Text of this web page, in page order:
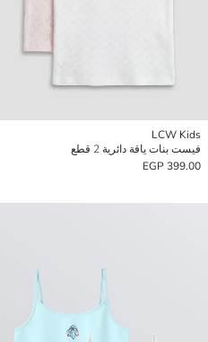
LCW Kids
فيست بنات ياقة دائرية 2 قطع
399.00 EGP